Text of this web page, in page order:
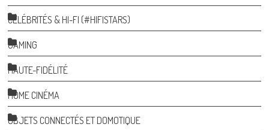
CÉLÉBRITÉS & HI-FI (#HIFISTARS)
GAMING
HAUTE-FIDÉLITÉ
HOME CINÉMA
OBJETS CONNECTÉS ET DOMOTIQUE